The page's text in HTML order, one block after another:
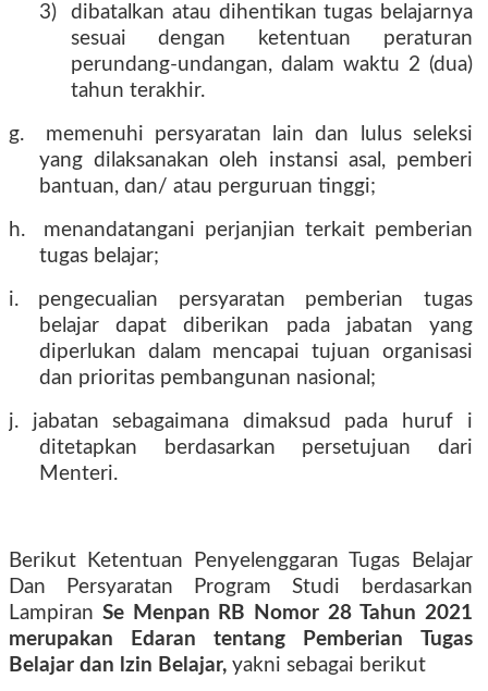
3)
dibatalkan atau dihentikan tugas belajarnya
sesuai dengan ketentuan peraturan
perundang-undangan, dalam waktu 2 (dua)
tahun terakhir.
g.
memenuhi persyaratan lain dan lulus seleksi
yang dilaksanakan oleh instansi asal, pemberi
bantuan, dan/ atau perguruan tinggi;
h.
menandatangani perjanjian terkait pemberian
tugas belajar;
i. pengecualian persyaratan pemberian tugas
belajar dapat diberikan pada jabatan yang
diperlukan dalam mencapai tujuan organisasi
dan prioritas pembangunan nasional;
j. jabatan sebagaimana dimaksud pada huruf i
ditetapkan berdasarkan persetujuan dari
Menteri.
Berikut Ketentuan Penyelenggaran Tugas Belajar
Dan Persyaratan Program Studi berdasarkan
Lampiran Se Menpan RB Nomor 28 Tahun 2021
merupakan Edaran tentang Pemberian Tugas
Belajar dan lzin Belajar, yakni sebagai berikut